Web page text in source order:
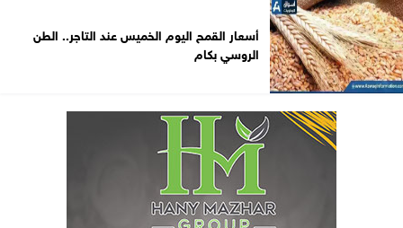
أسعار القمح اليوم الخميس عند التاجر.. الطن
الروسي بكام